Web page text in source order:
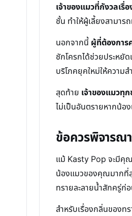
เจ้าของแมวที่กังวลเรื่
ชั้น ทำให้ผู้เลี้ยงสามา
นอกจากนี้ ผู้ที่ต้องการ
ชักโครกได้ช่วยประหยั
บริโภคยุคใหม่ให้ความ
สุดท้าย เจ้าของแมวทุ
ไม่เป็นอันตรายหากน้อ
ข้อควรพิจารณ
แม้ Kasty Pop จะมีคุ
น้องแมวของคุณมากที่
ทรายละลายน้ำสักครู่ก่
สำหรับเรื่องกลิ่นของท